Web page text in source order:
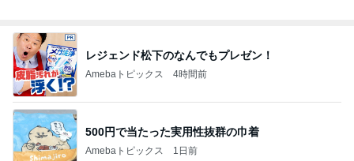
レジェンド松下のなんでもプレゼン！
Amebaトピックス 4時間前
500円で当たった実用性抜群の巾着
Amebaトピックス 1日前